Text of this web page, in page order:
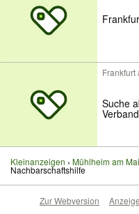
Frankfurt
Suche
Kleinanzeigen Mühlheim am
Nachbarschaftshilfe
Zur Webversion